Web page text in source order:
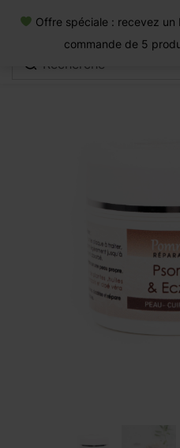
Offre spéciale : recevez
commande de 5
Se
Créer